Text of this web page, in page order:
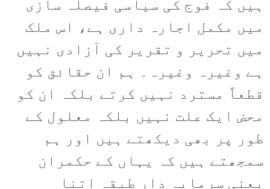
ہیں کہ فوج کی سیاسی فیصلہ سازی
میں مکمل اجارہ داری ہے، اس ملک
میں تحریر و تقریر کی آزادی نہیں
ہے وغیرہ وغیرہ۔ ہم ان حقائق کو
قطعاً مسترد نہیں کرتے بلکہ ان کو
محض ایک علت نہیں بلکہ معلول کے
طور پر بھی دیکھتے ہیں اور ہم
سمجھتے ہیں کہ یہاں کے حکمران